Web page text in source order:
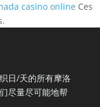
casino online Ces
日/天的所有摩洛
尽量尽可能地帮